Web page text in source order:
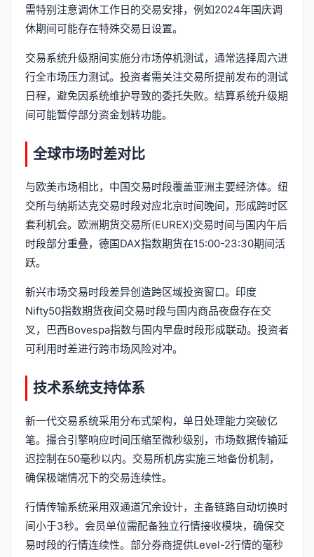
需特别注意调休工作日的交易安排，例如2024年国庆调
休期间可能存在特殊交易日设置。
交易系统升级期间实施分市场停机测试，通常选择周六进
行全市场压力测试。投资者需关注交易所提前发布的测试
日程，避免因系统维护导致的委托失败。结算系统升级期
间可能暂停部分资金划转功能。
全球市场时差对比
与欧美市场相比，中国交易时段覆盖亚洲主要经济体。纽
交所与纳斯达克交易时段对应北京时间晚间，形成跨时区
套利机会。欧洲期货交易所(EUREX)交易时间与国内午后
时段部分重叠，德国DAX指数期货在15:00-23:30期间活
跃。
新兴市场交易时段差异创造跨区域投资窗口。印度
Nifty50指数期货夜间交易时段与国内商品夜盘存在交
叉，巴西Bovespa指数与国内早盘时段形成联动。投资者
可利用时差进行跨市场风险对冲。
技术系统支持体系
新一代交易系统采用分布式架构，单日处理能力突破亿
笔。撮合引擎响应时间压缩至微秒级别，市场数据传输延
迟控制在50毫秒以内。交易所机房实施三地备份机制，
确保极端情况下的交易连续性。
行情传输系统采用双通道冗余设计，主备链路自动切换时
间小于3秒。会员单位需配备独立行情接收模块，确保交
易时段的行情连续性。部分券商提供Level-2行情的毫秒